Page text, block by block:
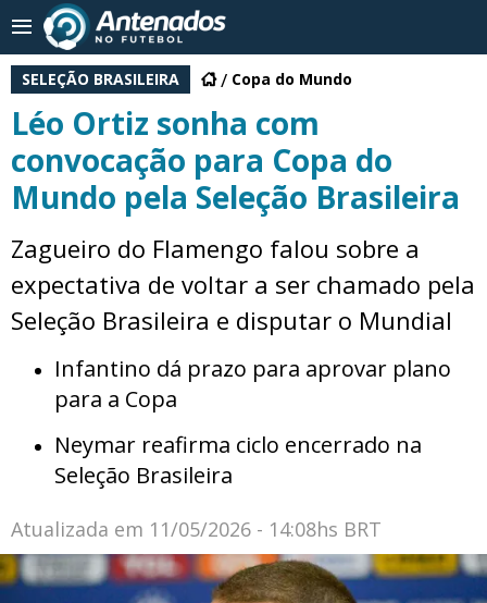
SELEÇÃO BRASILEIRA Copa do Mundo
Léo Ortiz sonha com
convocação para Copa do
Mundo pela Seleção Brasileira
Zagueiro do Flamengo falou sobre a
expectativa de voltar a ser chamado pela
Seleção Brasileira e disputar o Mundial
Infantino dá prazo para aprovar plano
para a Copa
Neymar reafirma ciclo encerrado na
Seleção Brasileira
Atualizada em 11/05/2026 - 14:08hs BRT